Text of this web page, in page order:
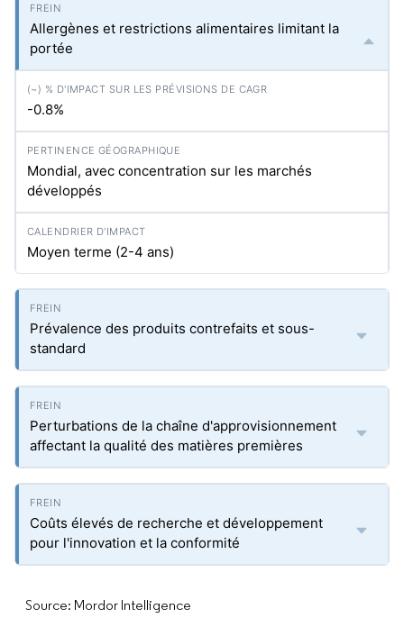
Allergènes et restrictions alimentaires limitant la
portée
-0.8%
Mondial, avec concentration sur les marchés
développés
Moyen terme (2-4 ans)
Prévalence des produits contrefaits et sous-
standard
Perturbations de la chaîne d'approvisionnement
affectant la qualité des matières premières
Coûts élevés de recherche et développement
pour l'innovation et la conformité
Source: Mordor Intelligence